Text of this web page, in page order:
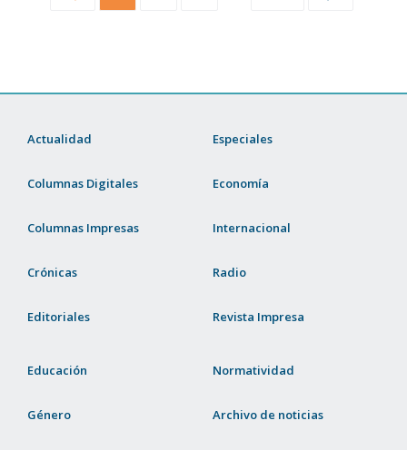
Actualidad
Columnas Digitales
Columnas Impresas
Crónicas
Editoriales
Especiales
Economía
Internacional
Radio
Revista Impresa
Educación
Género
Normatividad
Archivo de noticias